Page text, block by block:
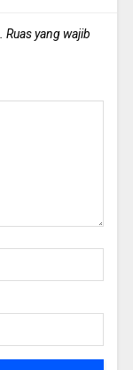
Ruas yang wajib